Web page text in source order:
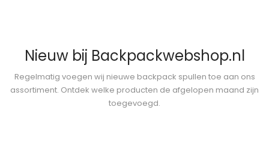
Nieuw bij Backpackwebshop.nl
Regelmatig voegen wij nieuwe backpack spullen toe aan ons
assortiment. Ontdek welke producten de afgelopen maand zijn
toegevoegd.